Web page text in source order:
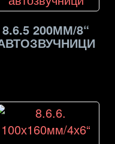
8.6.5 200ММ/8“